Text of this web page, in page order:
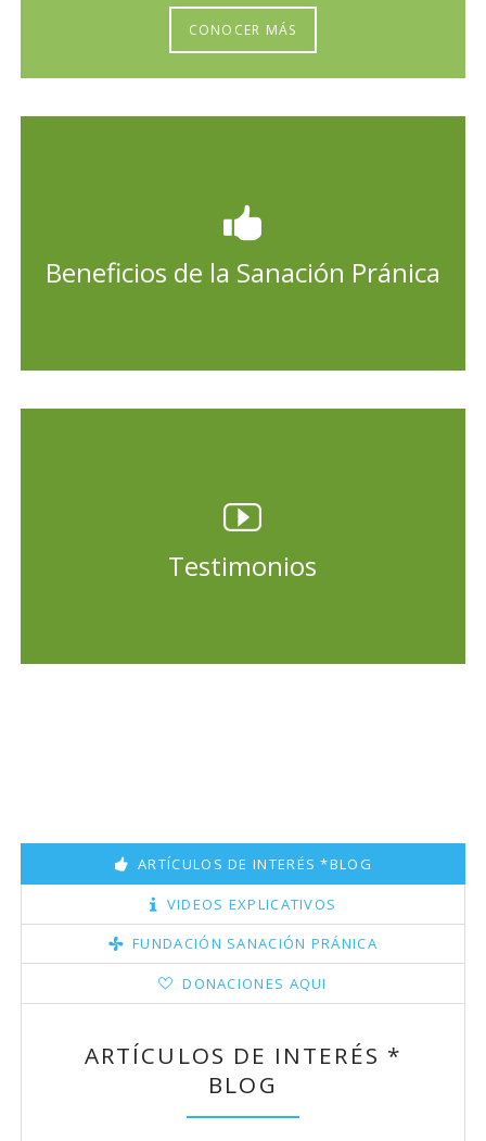
CONOCER MÁS
ARTÍCULOS DE INTERÉS *BLOG
VIDEOS EXPLICATIVOS
FUNDACIÓN SANACIÓN PRÁNICA
DONACIONES AQUI
ARTÍCULOS DE INTERÉS *
BLOG